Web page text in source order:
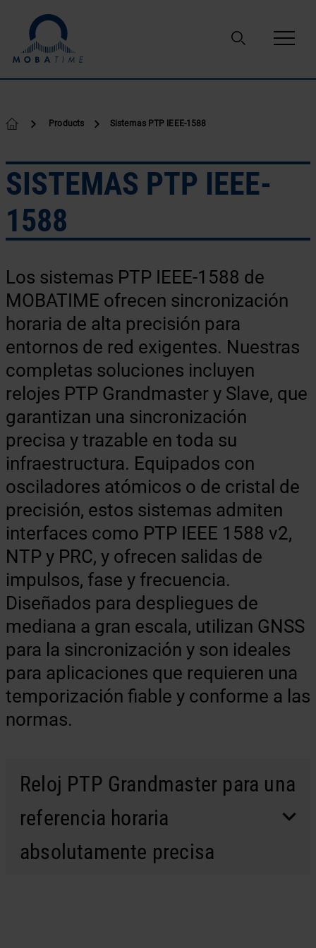
Products Sistemas PTP IEEE-1588
SISTEMAS PTP IEEE-
1588
Los sistemas PTP IEEE-1588 de
MOBATIME ofrecen sincronización
horaria de alta precisión para
entornos de red exigentes. Nuestras
completas soluciones incluyen
relojes PTP Grandmaster y Slave, que
garantizan una sincronización
precisa y trazable en toda su
infraestructura. Equipados con
osciladores atómicos o de cristal de
precisión, estos sistemas admiten
interfaces como PTP IEEE 1588 v2,
NTP y PRC, y ofrecen salidas de
impulsos, fase y frecuencia.
Diseñados para despliegues de
mediana a gran escala, utilizan GNSS
para la sincronización y son ideales
para aplicaciones que requieren una
temporización fiable y conforme a las
normas.
Reloj PTP Grandmaster para una
referencia horaria
absolutamente precisa